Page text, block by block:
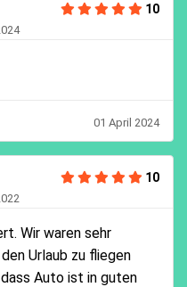
10
01 April 2024
10
Wir waren sehr
Urlaub zu fliegen
Auto ist in guten